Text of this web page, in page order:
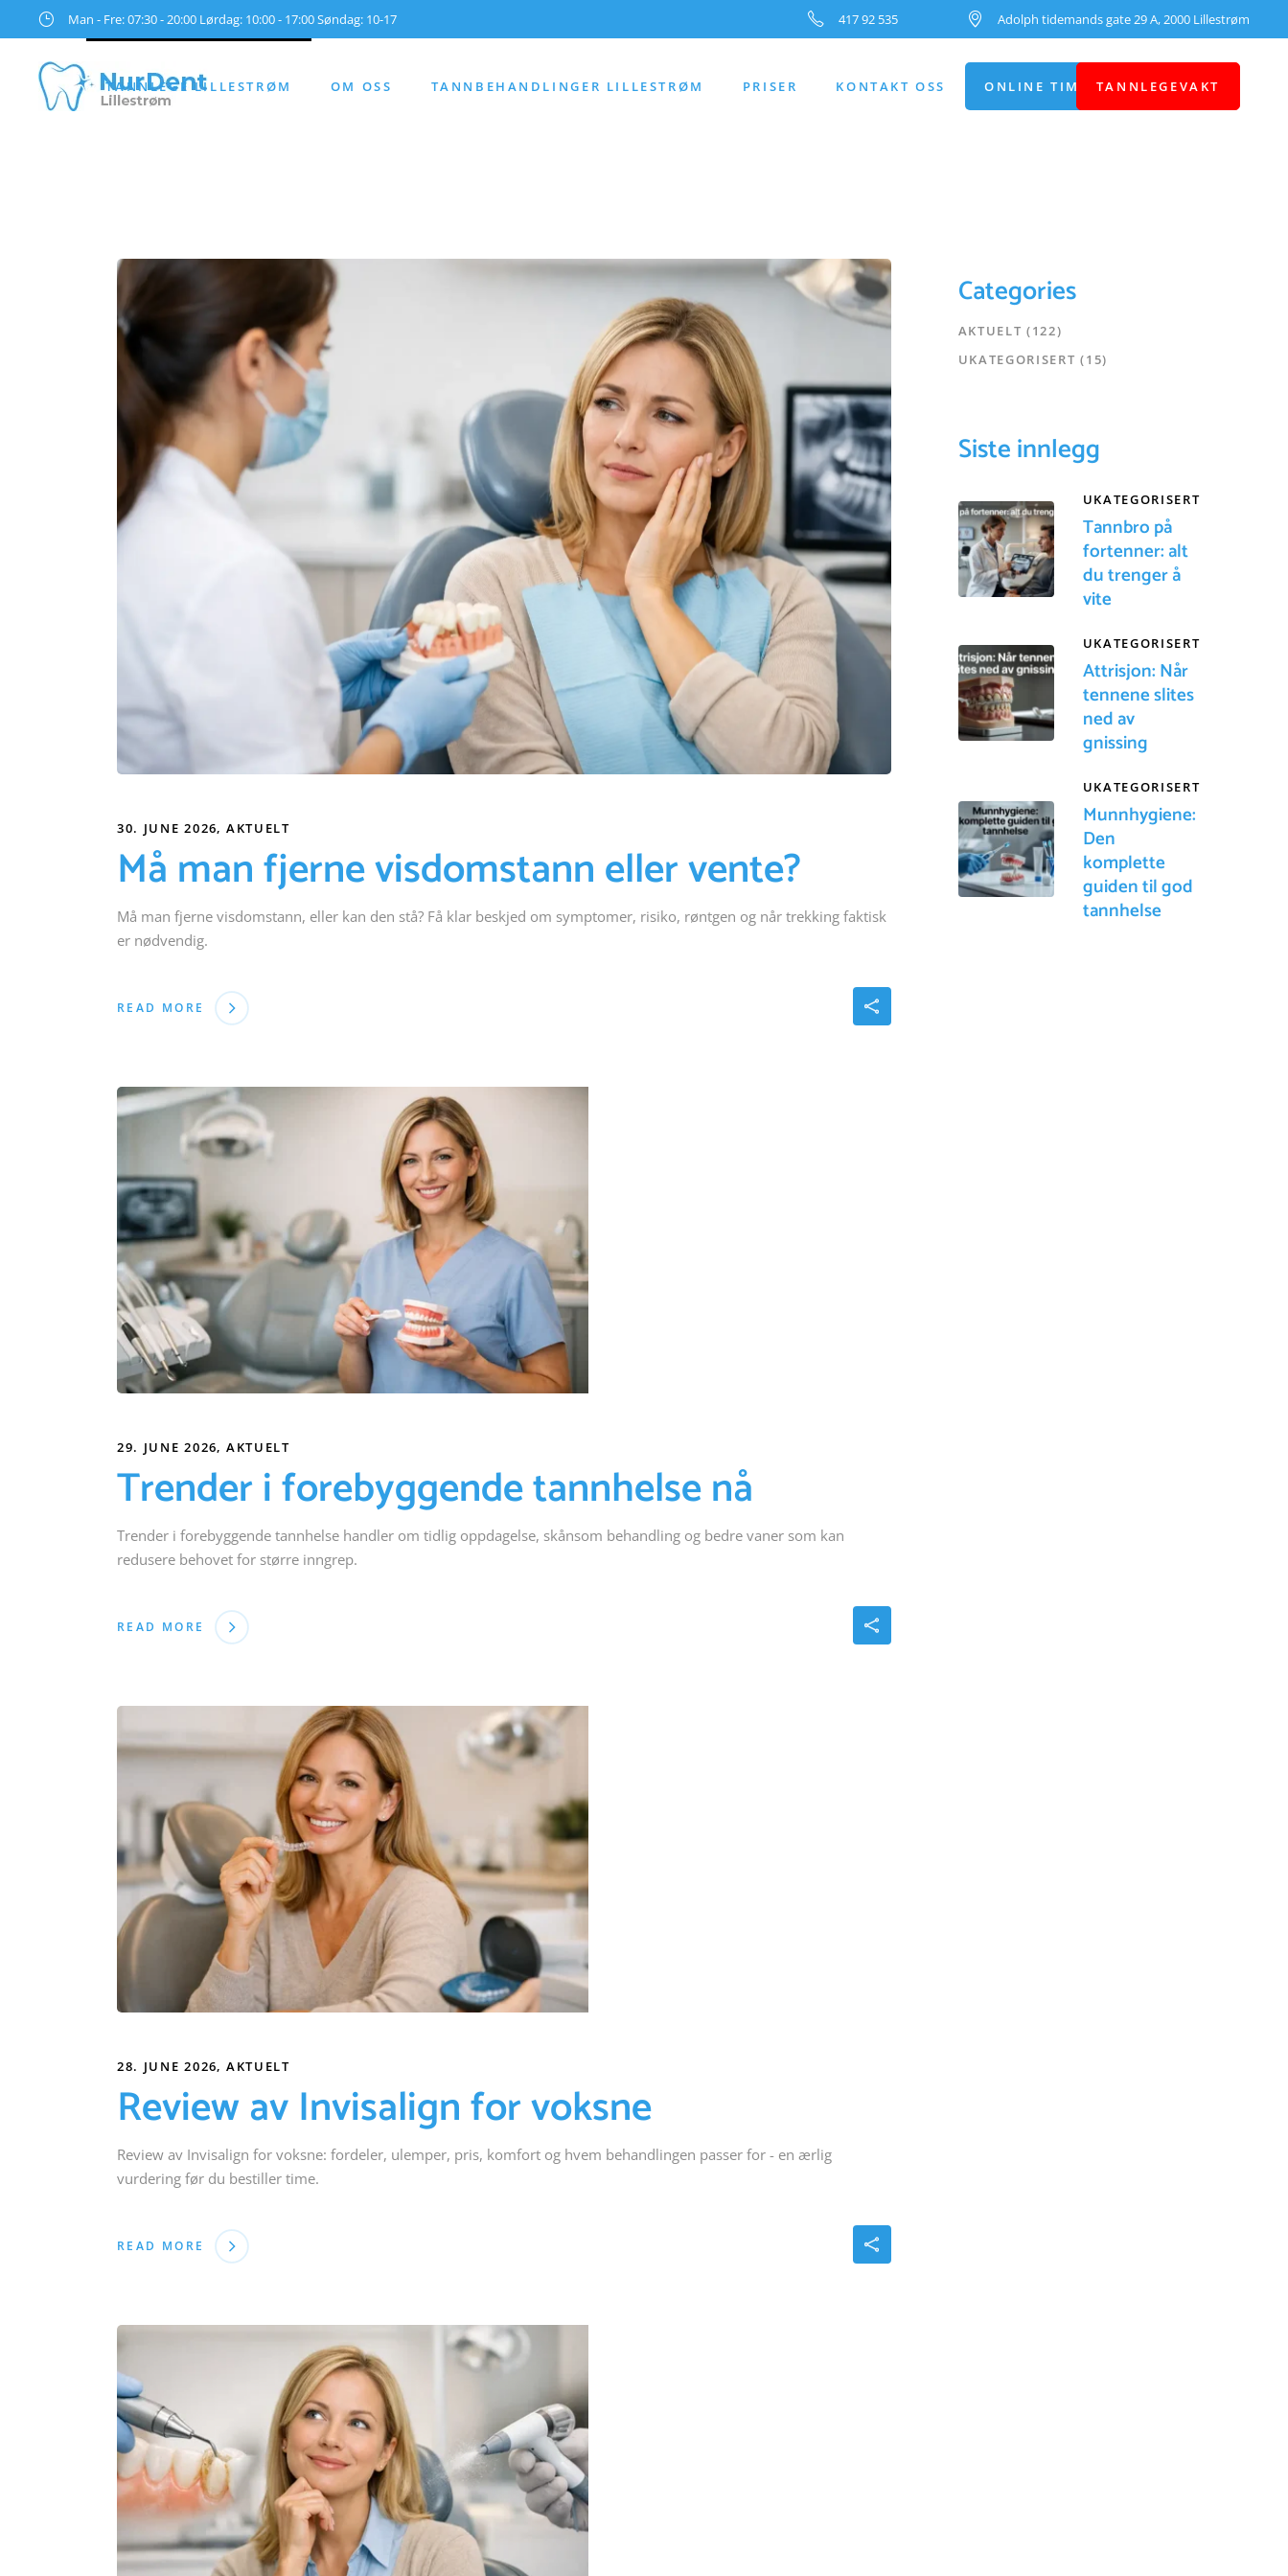
Man - Fre: 07:30 - 20:00 Lørdag: 10:00 - 17:00 Søndag: 10-17 417 92 535 Adolph tidemands gate 29 A, 2000 Lillestrøm
TANNLEGE LILLESTRØM OM OSS TANNBEHANDLINGER LILLESTRØM PRISER KONTAKT OSS ONLINE TIMEBESTILLING
TANNLEGEVAKT
30. JUNE 2026 AKTUELT
Må man fjerne visdomstann eller vente?
Må man fjerne visdomstann, eller kan den stå? Få klar beskjed om symptomer, risiko, røntgen og når trekking faktisk
er nødvendig.
READ MORE
29. JUNE 2026 AKTUELT
Trender i forebyggende tannhelse nå
Trender i forebyggende tannhelse handler om tidlig oppdagelse, skånsom behandling og bedre vaner som kan
redusere behovet for større inngrep.
READ MORE
28. JUNE 2026 AKTUELT
Review av Invisalign for voksne
Review av Invisalign for voksne: fordeler, ulemper, pris, komfort og hvem behandlingen passer for - en ærlig
vurdering før du bestiller time.
READ MORE
Categories
AKTUELT (122)
UKATEGORISERT (15)
Siste innlegg
UKATEGORISERT
Tannbro på
fortenner: alt
du trenger å
vite
UKATEGORISERT
Attrisjon: Når
tennene slites
ned av
gnissing
UKATEGORISERT
Munnhygiene:
Den
komplette
guiden til god
tannhelse